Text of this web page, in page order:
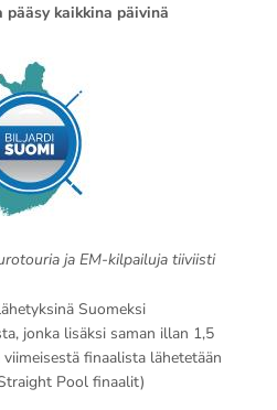
pääsy kaikkina päivinä
ja EM-kilpailuja tiiviisti
Suomeksi
jonka lisäksi saman illan 1,5
finaalista lähetetään
Pool finaalit)